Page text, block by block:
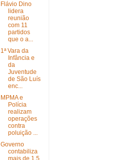
Flávio Dino
lidera
reunião
com 11
partidos
que o a...
1ª Vara da
Infância e
da
Juventude
de São Luís
enc...
MPMA e
Polícia
realizam
operações
contra
poluição ...
Governo
contabiliza
mais de 1,5